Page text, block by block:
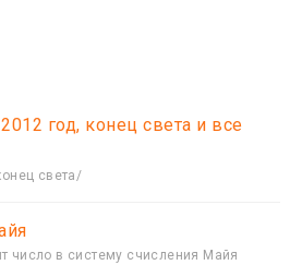
год, конец света и все
света/
число в систему счисления Майя